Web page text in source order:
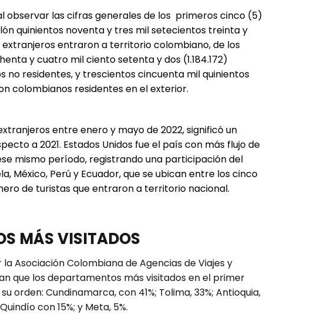
observar las cifras generales de los primeros cinco (5)
quinientos noventa y tres mil setecientos treinta y
extranjeros entraron a territorio colombiano, de los
y cuatro mil ciento setenta y dos (1.184.172)
no residentes, y trescientos cincuenta mil quinientos
colombianos residentes en el exterior.
entre enero y mayo de 2022, significó un
a 2021. Estados Unidos fue el país con más flujo de
mismo período, registrando una participación del
México, Perú y Ecuador, que se ubican entre los cinco
de turistas que entraron a territorio nacional.
MÁS VISITADOS
Asociación Colombiana de Agencias de Viajes y
que los departamentos más visitados en el primer
orden: Cundinamarca, con 41%; Tolima, 33%; Antioquia,
con 15%; y Meta, 5%.